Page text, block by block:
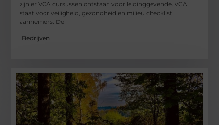
zijn er VCA cursussen ontstaan voor leidinggevende. VCA
staat voor veiligheid, gezondheid en milieu checklist
aannemers. De
Bedrijven